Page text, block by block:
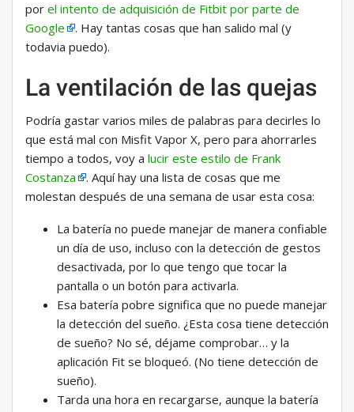
por el intento de adquisición de Fitbit por parte de
Google
. Hay tantas cosas que han salido mal (y
todavia puedo).
La ventilación de las quejas
Podría gastar varios miles de palabras para decirles lo
que está mal con Misfit Vapor X, pero para ahorrarles
tiempo a todos, voy a lucir este estilo de Frank
Costanza
. Aquí hay una lista de cosas que me
molestan después de una semana de usar esta cosa:
La batería no puede manejar de manera confiable
un día de uso, incluso con la detección de gestos
desactivada, por lo que tengo que tocar la
pantalla o un botón para activarla.
Esa batería pobre significa que no puede manejar
la detección del sueño. ¿Esta cosa tiene detección
de sueño? No sé, déjame comprobar… y la
aplicación Fit se bloqueó. (No tiene detección de
sueño).
Tarda una hora en recargarse, aunque la batería